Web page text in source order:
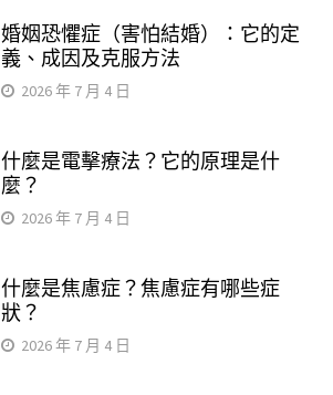
婚姻恐懼症（害怕結婚）：它的定
義、成因及克服方法
2026 年 7 月 4 日
什麼是電擊療法？它的原理是什
麼？
2026 年 7 月 4 日
什麼是焦慮症？焦慮症有哪些症
狀？
2026 年 7 月 4 日